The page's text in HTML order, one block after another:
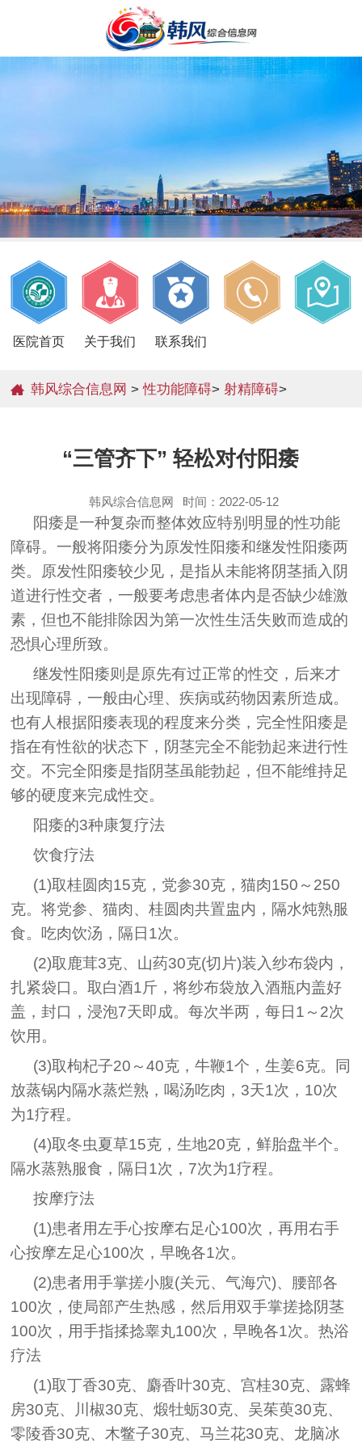
医院首页 关于我们 联系我们
韩风综合信息网 >性功能障碍>射精障碍>
“三管齐下” 轻松对付阳痿
韩风综合信息网 时间：2022-05-12
阳痿是一种复杂而整体效应特别明显的性功能
障碍。一般将阳痿分为原发性阳痿和继发性阳痿两
类。原发性阳痿较少见，是指从未能将阴茎插入阴
道进行性交者，一般要考虑患者体内是否缺少雄激
素，但也不能排除因为第一次性生活失败而造成的
恐惧心理所致。
继发性阳痿则是原先有过正常的性交，后来才
出现障碍，一般由心理、疾病或药物因素所造成。
也有人根据阳痿表现的程度来分类，完全性阳痿是
指在有性欲的状态下，阴茎完全不能勃起来进行性
交。不完全阳痿是指阴茎虽能勃起，但不能维持足
够的硬度来完成性交。
阳痿的3种康复疗法
饮食疗法
(1)取桂圆肉15克，党参30克，猫肉150～250
克。将党参、猫肉、桂圆肉共置盅内，隔水炖熟服
食。吃肉饮汤，隔日1次。
(2)取鹿茸3克、山药30克(切片)装入纱布袋内，
扎紧袋口。取白酒1斤，将纱布袋放入酒瓶内盖好
盖，封口，浸泡7天即成。每次半两，每日1～2次
饮用。
(3)取枸杞子20～40克，牛鞭1个，生姜6克。同
放蒸锅内隔水蒸烂熟，喝汤吃肉，3天1次，10次
为1疗程。
(4)取冬虫夏草15克，生地20克，鲜胎盘半个。
隔水蒸熟服食，隔日1次，7次为1疗程。
按摩疗法
(1)患者用左手心按摩右足心100次，再用右手
心按摩左足心100次，早晚各1次。
(2)患者用手掌搓小腹(关元、气海穴)、腰部各
100次，使局部产生热感，然后用双手掌搓捻阴茎
100次，用手指揉捻睾丸100次，早晚各1次。热浴
疗法
(1)取丁香30克、麝香叶30克、宫桂30克、露蜂
房30克、川椒30克、煅牡蛎30克、吴茱萸30克、
零陵香30克、木鳖子30克、马兰花30克、龙脑冰